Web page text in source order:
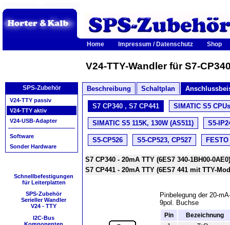
Home Impressum / Datenschutz Shop
V24-TTY-Wandler für S7-
Beschreibung Schaltplan
SPS-Zubehör
V24-TTY passiv
V24-TTY aktiv
V24-USB-Adapter
Software
Sonder Hardware
Schnellbefestigungen
für Leiterplatten
SPS-Zubehör
Serieller Wandler
V24 - TTY
I2C-Bus
S7 CP340 , S7 CP441 SIMATIC S5
SIMATIC S5 115K, 130W (AS511) S5-
S5-CP526 S5-CP523, CP527
S7 CP340 - 20mA TTY (6ES7 340-1BH00-0AE0)
S7 CP441 - 20mA TTY (6ES7 441 mit TTY-
Pinbelegung der 20-
9pol. Buchse
Pin
Bezeichnung